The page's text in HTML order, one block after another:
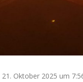
21. Oktober 2025 um